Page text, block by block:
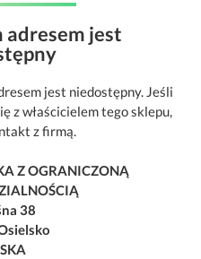
adresem jest
jest niedostępny. Jeśli
z właścicielem tego sklepu,
z firmą.
Z OGRANICZONĄ
38